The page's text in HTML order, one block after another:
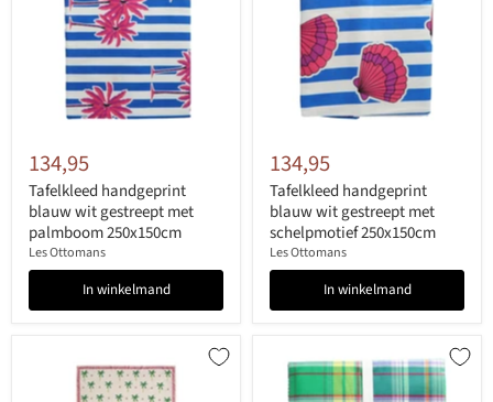
134,95
Tafelkleed handgeprint
blauw wit gestreept met
palmboom 250x150cm
Les Ottomans
In winkelmand
134,95
Tafelkleed handgeprint
blauw wit gestreept met
schelpmotief 250x150cm
Les Ottomans
In winkelmand